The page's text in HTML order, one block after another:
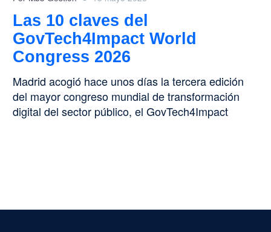
Las 10 claves del
GovTech4Impact World
Congress 2026
Madrid acogió hace unos días la tercera edición
del mayor congreso mundial de transformación
digital del sector público, el GovTech4Impact